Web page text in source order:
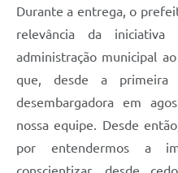
Durante a entrega, o
relevância da
administração municipal
que, desde a
desembargadora em
nossa equipe. Desde
por entendermos a